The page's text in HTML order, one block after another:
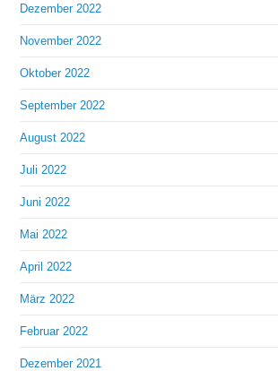
Dezember 2022
November 2022
Oktober 2022
September 2022
August 2022
Juli 2022
Juni 2022
Mai 2022
April 2022
März 2022
Februar 2022
Dezember 2021